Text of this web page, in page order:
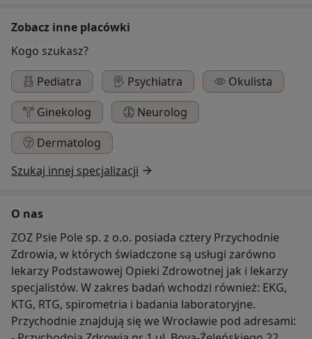
Zobacz inne placówki
Kogo szukasz?
Pediatra
Psychiatra
Okulista
Ginekolog
Neurolog
Dermatolog
Szukaj innej specjalizacji
O nas
ZOZ Psie Pole sp. z o.o. posiada cztery Przychodnie
Zdrowia, w których świadczone są usługi zarówno
lekarzy Podstawowej Opieki Zdrowotnej jak i lekarzy
specjalistów. W zakres badań wchodzi również: EKG,
KTG, RTG, spirometria i badania laboratoryjne.
Przychodnie znajdują się we Wrocławie pod adresami: